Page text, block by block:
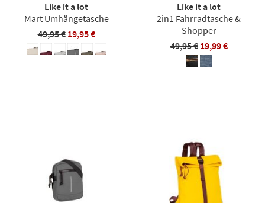
Like it a lot
Mart Umhängetasche
49,95 € 19,95 €
Like it a lot
2in1 Fahrradtasche &
Shopper
49,95 € 19,99 €